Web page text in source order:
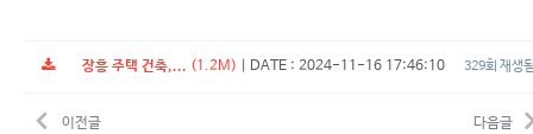
장흥 주택 건축,... (1.2M) 329회 재생
DATE : 2024-11-16 17:46:10
이전글 다음글